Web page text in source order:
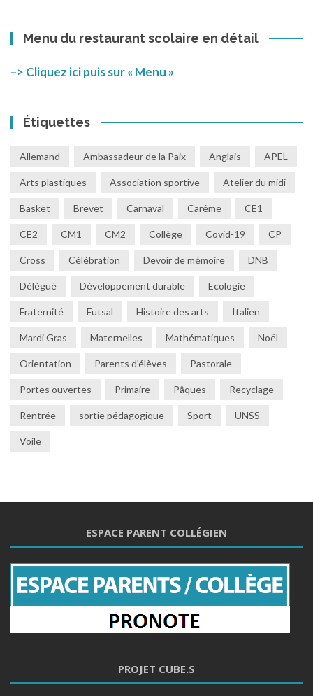
Menu du restaurant scolaire en détail
–> Cliquez ici puis sur « Menu »
Étiquettes
Allemand Ambassadeur de la Paix Anglais APEL
Arts plastiques Association sportive Atelier du midi
Basket Brevet Carnaval Carême CE1
CE2 CM1 CM2 Collège Covid-19 CP
Cross Célébration Devoir de mémoire DNB
Délégué Développement durable Ecologie
Fraternité Futsal Histoire des arts Italien
Mardi Gras Maternelles Mathématiques Noël
Orientation Parents d'élèves Pastorale
Portes ouvertes Primaire Pâques Recyclage
Rentrée sortie pédagogique Sport UNSS
Voile
ESPACE PARENT COLLÉGIEN
PROJET CUBE.S